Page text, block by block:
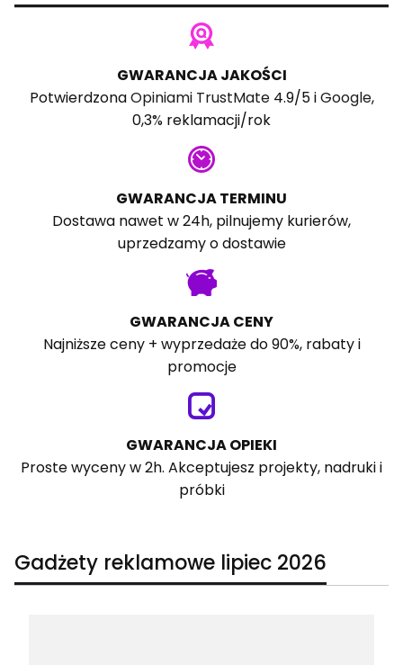
GWARANCJA JAKOŚCI
PotwierdzonaOpiniami TrustMate4.9/5 iGoogle,
0,3% reklamacji/rok
GWARANCJA TERMINU
Dostawa nawet w 24h, pilnujemy kurierów,
uprzedzamy o dostawie
GWARANCJA CENY
Najniższe ceny + wyprzedaże do 90%, rabaty i
promocje
GWARANCJA OPIEKI
Proste wyceny w 2h. Akceptujesz projekty, nadruki i
próbki
Gadżety reklamowe lipiec 2026